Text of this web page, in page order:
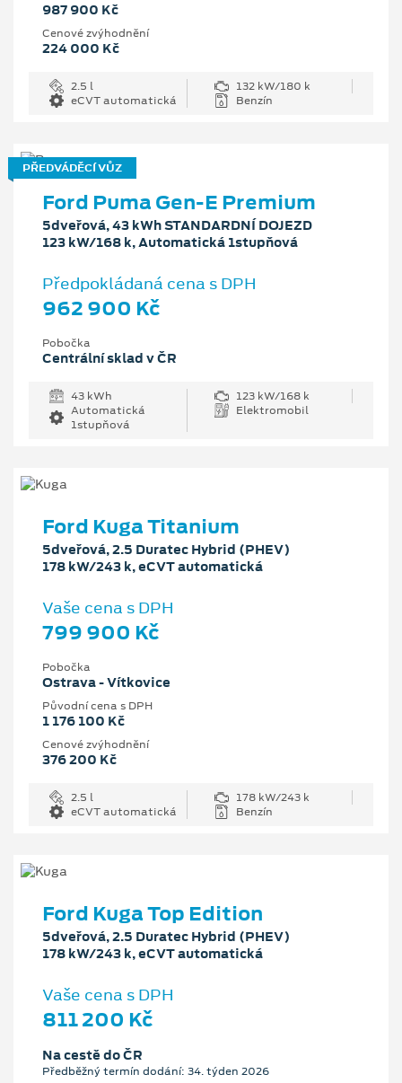
987 900 Kč
Cenové zvýhodnění
224 000 Kč
2.5 l
132 kW/180 k
eCVT automatická
Benzín
PŘEDVÁDĚCÍ VŮZ
Ford Puma Gen-E Premium
5dveřová, 43 kWh STANDARDNÍ DOJEZD
123 kW/168 k, Automatická 1stupňová
Předpokládaná cena s DPH
962 900 Kč
Pobočka
Centrální sklad v ČR
43 kWh
123 kW/168 k
Automatická
1stupňová
Elektromobil
Ford Kuga Titanium
5dveřová, 2.5 Duratec Hybrid (PHEV)
178 kW/243 k, eCVT automatická
Vaše cena s DPH
799 900 Kč
Pobočka
Ostrava - Vítkovice
Původní cena s DPH
1 176 100 Kč
Cenové zvýhodnění
376 200 Kč
2.5 l
178 kW/243 k
eCVT automatická
Benzín
Ford Kuga Top Edition
5dveřová, 2.5 Duratec Hybrid (PHEV)
178 kW/243 k, eCVT automatická
Vaše cena s DPH
811 200 Kč
Na cestě do ČR
Předběžný termín dodání: 34. týden 2026